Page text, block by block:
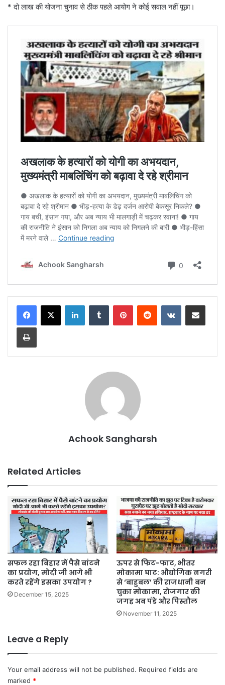
* दो लाख की योजना चुनाव से ठीक पहले आयोग ने कोई सवाल नहीं पूछा।
LinkedInTumblr PinterestReddit VKontakteShare via Email
Print
Achook Sangharsh
Related Articles
सफल रहा बिहार में पैसे बांटने
का प्रयोग, मोदी जी आगे भी
करते रहेंगे इसका उपयोग ?
December 15, 2025
ऊपर से फिट-फाट, भीतर
मोकामा घाट: औद्योगिक नगरी
से ‘बाहुबल’ की राजधानी बन
चुका मोकामा, रोजगार की
जगह अब पंडे और पिस्तौल
November 11, 2025
Leave a Reply
Your email address will not be published. Required fields are
marked *